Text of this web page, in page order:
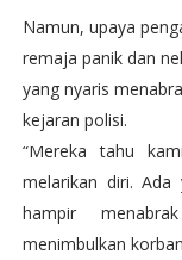
Namun, upaya
remaja panik dan
yang nyaris
kejaran polisi.
“Mereka tahu
melarikan diri. Ada
hampir
menimbulkan